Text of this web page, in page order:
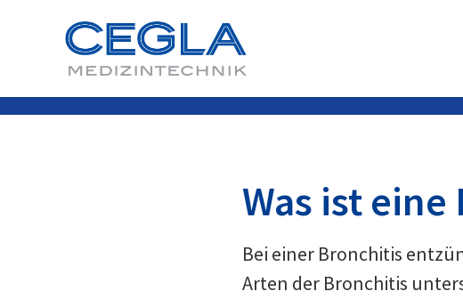
Was ist
Bei einer Bronchitis
Arten der Bronchitis